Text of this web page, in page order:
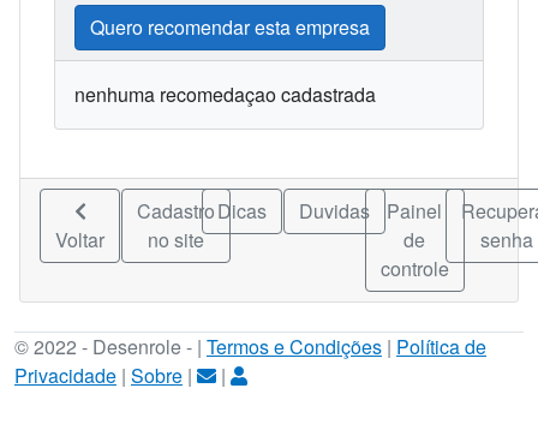
Quero recomendar esta empresa
nenhuma recomedaçao cadastrada
Voltar
Cadastro
no site
Dicas Duvidas
Painel
de
controle
senha
© 2022 - Desenrole - | Termos e Condições | Política de
Privacidade | Sobre | |